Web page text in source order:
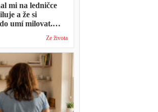
mi na ledničce
a že si
umí milovat.
oběd, protože ta
kde strávit
Ze života